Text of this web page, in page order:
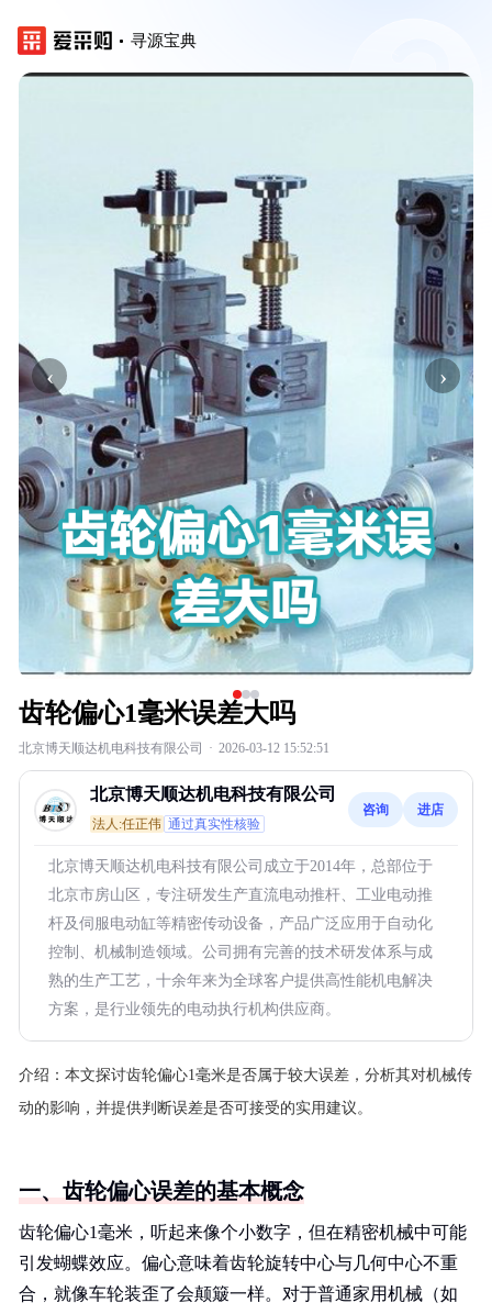
寻源宝典
‹ ›
齿轮偏心1毫米误差大吗
北京博天顺达机电科技有限公司 · 2026-03-12 15:52:51
北京博天顺达机电科技有限公司
法人:任正伟 通过真实性核验
咨询 进店
北京博天顺达机电科技有限公司成立于2014年，总部位于
北京市房山区，专注研发生产直流电动推杆、工业电动推
杆及伺服电动缸等精密传动设备，产品广泛应用于自动化
控制、机械制造领域。公司拥有完善的技术研发体系与成
熟的生产工艺，十余年来为全球客户提供高性能机电解决
方案，是行业领先的电动执行机构供应商。
介绍： 本文探讨齿轮偏心1毫米是否属于较大误差，分析其对机械传
动的影响，并提供判断误差是否可接受的实用建议。
一、齿轮偏心误差的基本概念
齿轮偏心1毫米，听起来像个小数字，但在精密机械中可能
引发蝴蝶效应。偏心意味着齿轮旋转中心与几何中心不重
合，就像车轮装歪了会颠簸一样。对于普通家用机械（如